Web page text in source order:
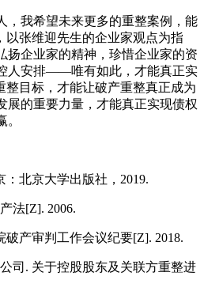
，我希望未来更多的重整案例，能
以张维迎先生的企业家观点为指
扬企业家的精神，珍惜企业家的资
人安排——唯有如此，才能真正实
整目标，才能让破产重整真正成为
展的重要力量，才能真正实现债权
北京大学出版社，2019.
法[Z]. 2006.
产审判工作会议纪要[Z]. 2018.
司. 关于控股股东及关联方重整进